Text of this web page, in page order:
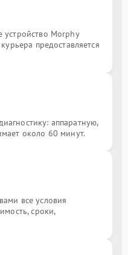
Morphy
предоставляется
аппаратную,
около 60 минут.
все условия
сроки,